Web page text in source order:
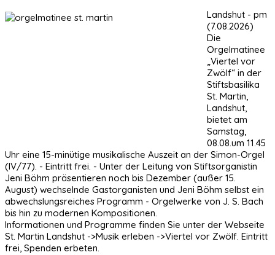
Landshut - pm
(7.08.2026)
Die
Orgelmatinee
„Viertel vor
Zwölf“ in der
Stiftsbasilika
St. Martin,
Landshut,
bietet am
Samstag,
08.08.um 11.45
Uhr eine 15-minütige musikalische Auszeit an der Simon-Orgel
(IV/77). - Eintritt frei. - Unter der Leitung von Stiftsorganistin
Jeni Böhm präsentieren noch bis Dezember (außer 15.
August) wechselnde Gastorganisten und Jeni Böhm selbst ein
abwechslungsreiches Programm - Orgelwerke von J. S. Bach
bis hin zu modernen Kompositionen.
Informationen und Programme finden Sie unter der Webseite
St. Martin Landshut ->Musik erleben ->Viertel vor Zwölf. Eintritt
frei, Spenden erbeten.